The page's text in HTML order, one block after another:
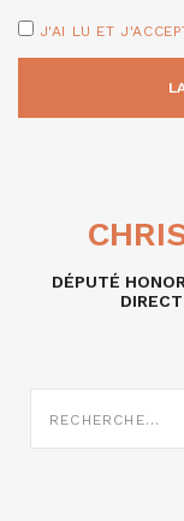
J'AI LU ET
DÉPUTÉ
SUR